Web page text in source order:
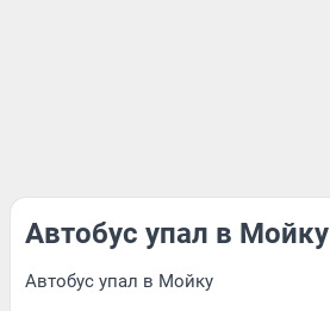
Автобус упал в Мойку
Автобус упал в Мойку